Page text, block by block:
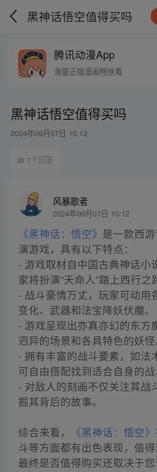
黑神话悟空值得买吗
腾讯动漫App
海量正版漫画畅快看
黑神话悟空值得买吗
2024年09月07日 10:12
1个回答
风暴歌者
2024年09月07日 10:12
《黑神话：悟空》 是一款西
演游戏，具有以下特点：
- 游戏取材自中国古典神话小
家将扮演“天命人”踏上西行之
- 战斗豪情万丈，玩家可动用
变化、武器和法宝降妖伏魔。
- 游戏呈现出亦真亦幻的东方
迥异的场景和各具特色的妖怪
- 拥有丰富的战斗要素，如法
可自由搭配找到适合自身的战
- 对敌人的刻画不仅关注其战
掘其背后的故事。
综合来看， 《黑神话：悟空》
斗等方面都有出色表现，值
最终是否值得购买还取决于您